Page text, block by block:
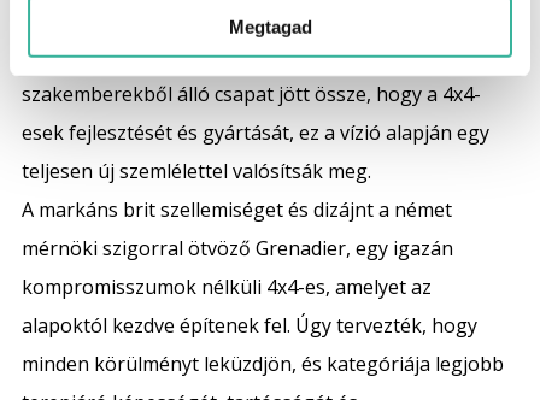
Megtagad
megbízhatóságot egyaránt teljesítik. Megalakult az
INEOS Automotive Limited, egy vezető autóipari
szakemberekből álló csapat jött össze, hogy a 4x4-
esek fejlesztését és gyártását, ez a vízió alapján egy
teljesen új szemlélettel valósítsák meg.
A markáns brit szellemiséget és dizájnt a német
mérnöki szigorral ötvöző Grenadier, egy igazán
kompromisszumok nélküli 4x4-es, amelyet az
alapoktól kezdve építenek fel. Úgy tervezték, hogy
minden körülményt leküzdjön, és kategóriája legjobb